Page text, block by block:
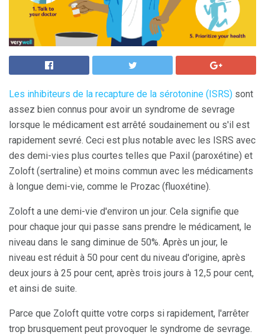
Les inhibiteurs de la recapture de la sérotonine (ISRS) sont
assez bien connus pour avoir un syndrome de sevrage
lorsque le médicament est arrêté soudainement ou s'il est
rapidement sevré. Ceci est plus notable avec les ISRS avec
des demi-vies plus courtes telles que Paxil (paroxétine) et
Zoloft (sertraline) et moins commun avec les médicaments
à longue demi-vie, comme le Prozac (fluoxétine).
Zoloft a une demi-vie d'environ un jour. Cela signifie que
pour chaque jour qui passe sans prendre le médicament, le
niveau dans le sang diminue de 50%. Après un jour, le
niveau est réduit à 50 pour cent du niveau d'origine, après
deux jours à 25 pour cent, après trois jours à 12,5 pour cent,
et ainsi de suite.
Parce que Zoloft quitte votre corps si rapidement, l'arrêter
trop brusquement peut provoquer le syndrome de sevrage.